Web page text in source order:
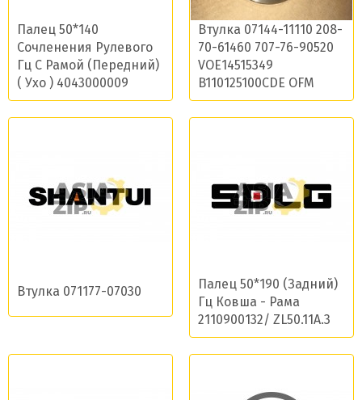
Палец 50*140
Сочленения Рулевого
Гц С Рамой (Передний)
( Ухо ) 4043000009
Втулка 07144-11110 208-
70-61460 707-76-90520
VOE14515349
B110125100CDE OFM
Втулка 071177-07030
Палец 50*190 (Задний)
Гц Ковша - Рама
2110900132/ ZL50.11A.3